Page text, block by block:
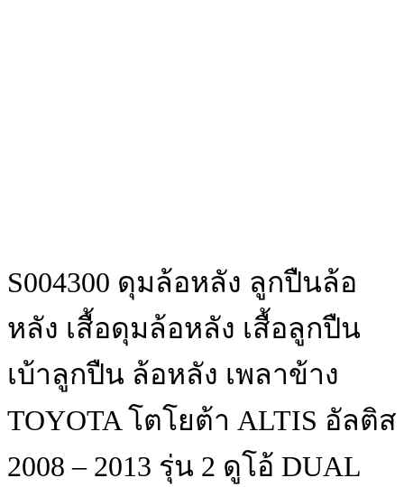
S004300 ดุมล้อหลัง ลูกปืนล้อ
หลัง เสื้อดุมล้อหลัง เสื้อลูกปืน
เบ้าลูกปืน ล้อหลัง เพลาข้าง
TOYOTA โตโยต้า ALTIS อัลติส
2008 – 2013 รุ่น 2 ดูโอ้ DUAL